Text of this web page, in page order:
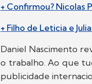
+ Confirmou? Nicolas
+ Filho de Leticia e
Daniel Nascimento
o trabalho. Ao que
publicidade